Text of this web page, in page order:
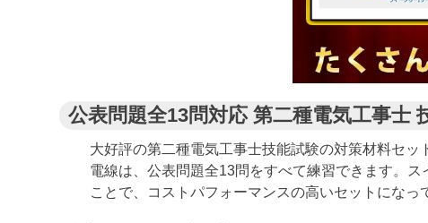
公表問題全13問対応 第二種電気工事士
大好評の第二種電気工事士技能試験の対策材料セッ
電線は、公表問題全13問をすべて練習できます。
ことで、コストパフォーマンスの高いセットにな